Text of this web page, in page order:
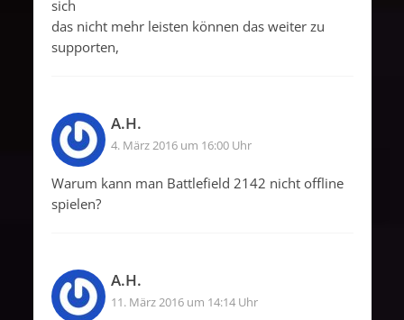
sich
das nicht mehr leisten können das weiter zu
supporten,
A.H.
4. März 2016 um 16:00 Uhr
Warum kann man Battlefield 2142 nicht offline
spielen?
A.H.
11. März 2016 um 14:14 Uhr